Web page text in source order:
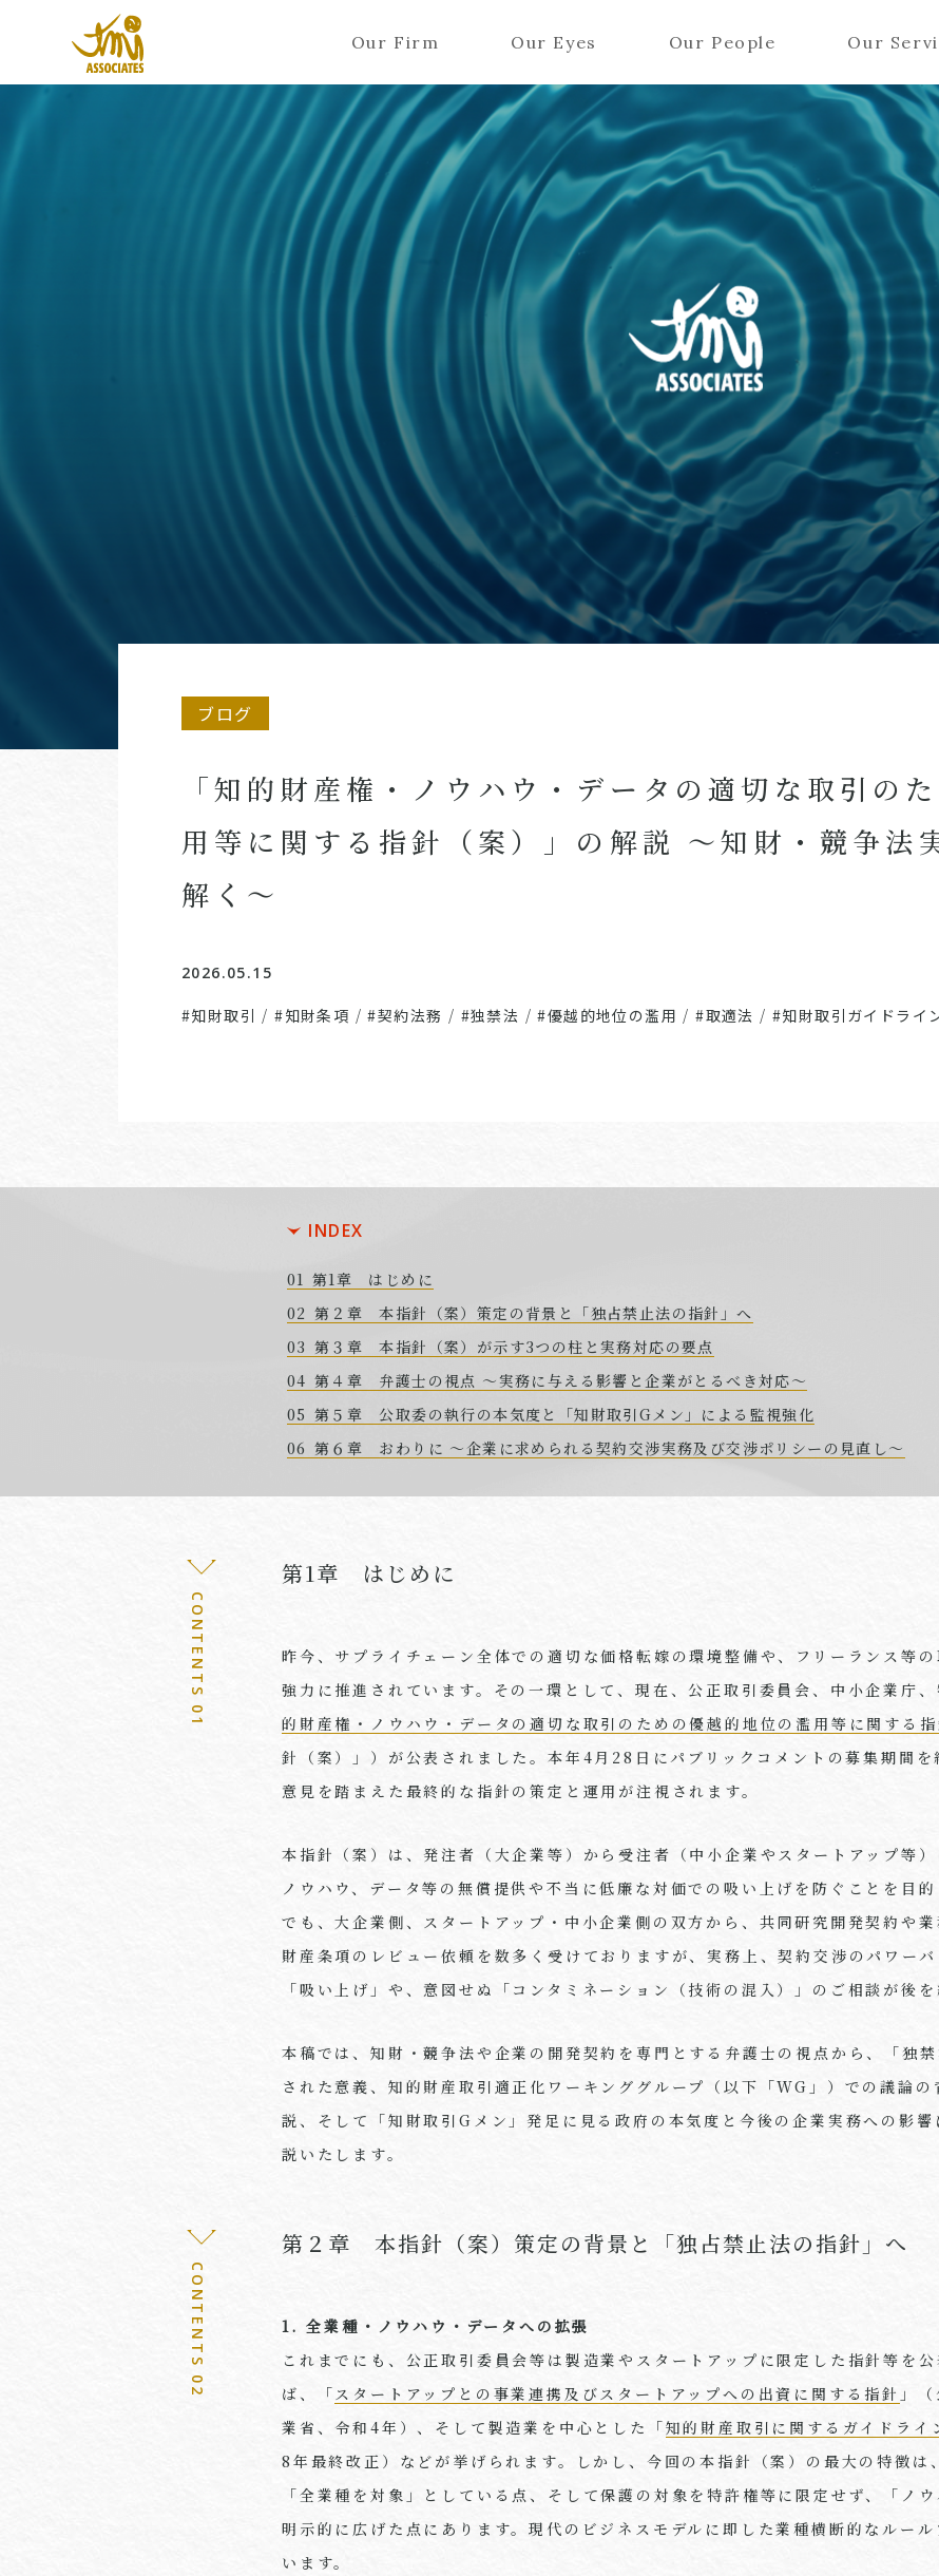
Our Firm Our Eyes Our People Our
ブログ
「知的財産権・ノウハウ・データの適切な取引の
用等に関する指針（案）」の解説 ～知財・競争法
解く～
2026.05.15
#知財取引 /#知財条項 /#契約法務 / #独禁法 /#優越的地位の濫用 /#取適法 /#知財取引ガイドライ
INDEX
第1章 はじめに
第２章 本指針（案）策定の背景と「独占禁止法の指針」へ
第３章 本指針（案）が示す3つの柱と実務対応の要点
第４章 弁護士の視点 ～実務に与える影響と企業がとるべき対応～
第５章 公取委の執行の本気度と「知財取引Gメン」による監視強化
第６章 おわりに ～企業に求められる契約交渉実務及び交渉ポリシーの見直し～
CONTENTS 01
第1章 はじめに
昨今、サプライチェーン全体での適切な価格転嫁の環境整備や、フリーランス等
強力に推進されています。その一環として、現在、公正取引委員会、中小企業庁
的財産権・ノウハウ・データの適切な取引のための優越的地位の濫用等に関する指
針（案）」）が公表されました。本年4月28日にパブリックコメントの募集期間
意見を踏まえた最終的な指針の策定と運用が注視されます。
本指針（案）は、発注者（大企業等）から受注者（中小企業やスタートアップ等）
ノウハウ、データ等の無償提供や不当に低廉な対価での吸い上げを防ぐことを目
でも、大企業側、スタートアップ・中小企業側の双方から、共同研究開発契約や
財産条項のレビュー依頼を数多く受けておりますが、実務上、契約交渉のパワー
「吸い上げ」や、意図せぬ「コンタミネーション（技術の混入）」のご相談が後を
本稿では、知財・競争法や企業の開発契約を専門とする弁護士の視点から、「独
された意義、知的財産取引適正化ワーキンググループ（以下「WG」）での議論
説、そして「知財取引Gメン」発足に見る政府の本気度と今後の企業実務への影
説いたします。
CONTENTS 02
第２章 本指針（案）策定の背景と「独占禁止法の指針」へ
1. 全業種・ノウハウ・データへの拡張
これまでにも、公正取引委員会等は製造業やスタートアップに限定した指針等を
ば、「 スタートアップとの事業連携及びスタートアップへの出資に関する指針 」
業省、令和4年）、そして製造業を中心とした「知的財産取引に関するガイドライ
8年最終改正）などが挙げられます。しかし、今回の本指針（案）の最大の特徴は
「全業種を対象」としている点、そして保護の対象を特許権等に限定せず、「ノ
明示的に広げた点にあります。現代のビジネスモデルに即した業種横断的なルー
います。